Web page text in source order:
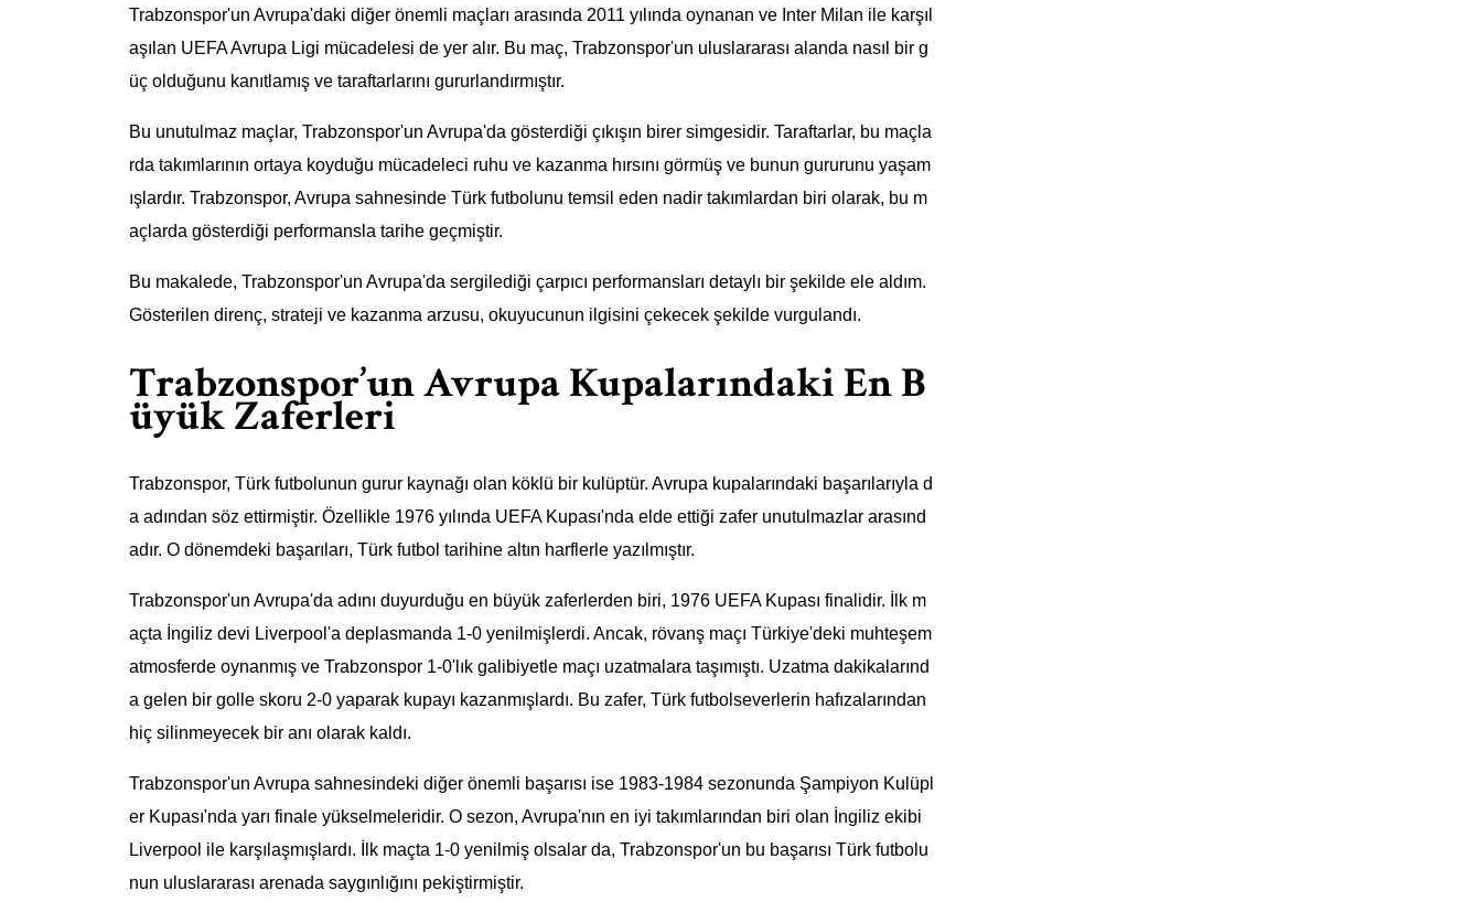
Trabzonspor'un Avrupa'daki diğer önemli maçları arasında 2011 yılında oynanan ve Inter Milan ile karşıl
aşılan UEFA Avrupa Ligi mücadelesi de yer alır. Bu maç, Trabzonspor'un uluslararası alanda nasıl bir g
üç olduğunu kanıtlamış ve taraftarlarını gururlandırmıştır.
Bu unutulmaz maçlar, Trabzonspor'un Avrupa'da gösterdiği çıkışın birer simgesidir. Taraftarlar, bu maçla
rda takımlarının ortaya koyduğu mücadeleci ruhu ve kazanma hırsını görmüş ve bunun gururunu yaşam
ışlardır. Trabzonspor, Avrupa sahnesinde Türk futbolunu temsil eden nadir takımlardan biri olarak, bu m
açlarda gösterdiği performansla tarihe geçmiştir.
Bu makalede, Trabzonspor'un Avrupa'da sergilediği çarpıcı performansları detaylı bir şekilde ele aldım.
Gösterilen direnç, strateji ve kazanma arzusu, okuyucunun ilgisini çekecek şekilde vurgulandı.
Trabzonspor’un Avrupa Kupalarındaki En B
üyük Zaferleri
Trabzonspor, Türk futbolunun gurur kaynağı olan köklü bir kulüptür. Avrupa kupalarındaki başarılarıyla d
a adından söz ettirmiştir. Özellikle 1976 yılında UEFA Kupası'nda elde ettiği zafer unutulmazlar arasınd
adır. O dönemdeki başarıları, Türk futbol tarihine altın harflerle yazılmıştır.
Trabzonspor'un Avrupa'da adını duyurduğu en büyük zaferlerden biri, 1976 UEFA Kupası finalidir. İlk m
açta İngiliz devi Liverpool'a deplasmanda 1-0 yenilmişlerdi. Ancak, rövanş maçı Türkiye'deki muhteşem
atmosferde oynanmış ve Trabzonspor 1-0'lık galibiyetle maçı uzatmalara taşımıştı. Uzatma dakikalarınd
a gelen bir golle skoru 2-0 yaparak kupayı kazanmışlardı. Bu zafer, Türk futbolseverlerin hafızalarından
hiç silinmeyecek bir anı olarak kaldı.
Trabzonspor'un Avrupa sahnesindeki diğer önemli başarısı ise 1983-1984 sezonunda Şampiyon Kulüpl
er Kupası'nda yarı finale yükselmeleridir. O sezon, Avrupa'nın en iyi takımlarından biri olan İngiliz ekibi
Liverpool ile karşılaşmışlardı. İlk maçta 1-0 yenilmiş olsalar da, Trabzonspor'un bu başarısı Türk futbolu
nun uluslararası arenada saygınlığını pekiştirmiştir.